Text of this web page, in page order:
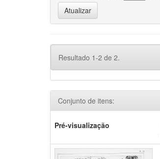
Resultado 1-2 de 2.
Conjunto de itens:
Pré-visualização